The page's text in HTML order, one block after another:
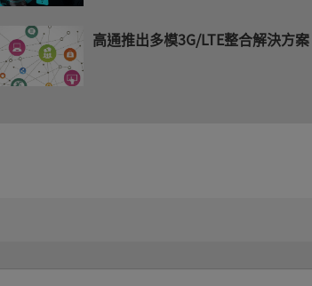
高通推出多模3G/LTE整合解決方案